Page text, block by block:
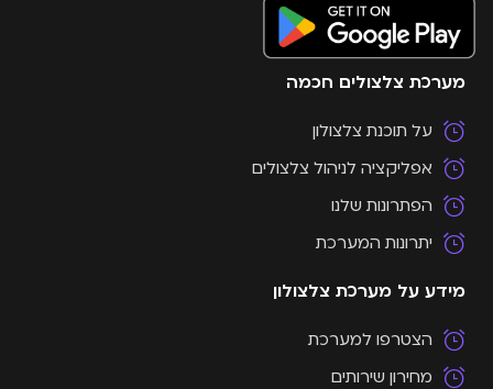
מערכת צלצולים חכמה
על תוכנת צלצולון
אפליקציה לניהול צלצולים
הפתרונות שלנו
יתרונות המערכת
מידע על מערכת צלצולון
הצטרפו למערכת
מחירון שירותים